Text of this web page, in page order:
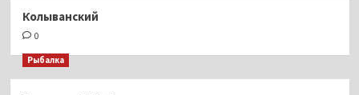
Колыванский
0
Рыбалка